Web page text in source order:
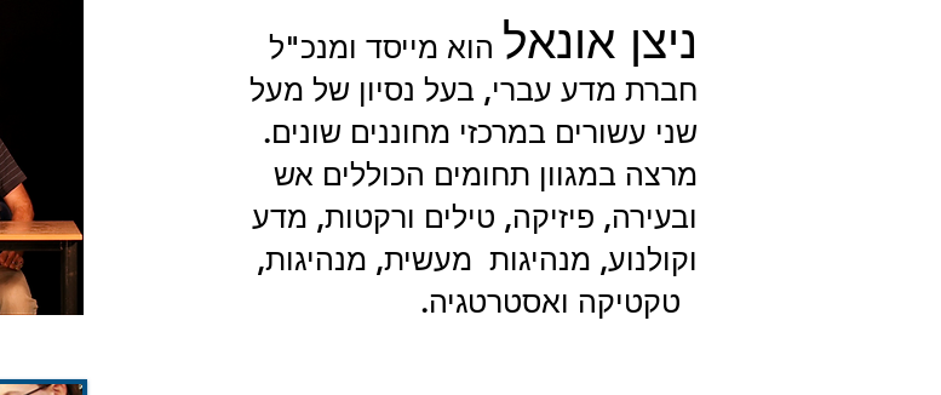
ניצן אונאל הוא מייסד ומנכ"ל
חברת מדע עברי, בעל נסיון של מעל
שני עשורים במרכזי מחוננים שונים.
מרצה במגוון תחומים הכוללים אש
ובעירה, פיזיקה, טילים ורקטות, מדע
וקולנוע, מנהיגות מעשית, מנהיגות,
טקטיקה ואסטרטגיה.